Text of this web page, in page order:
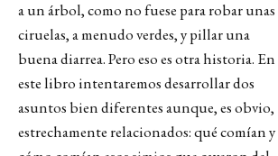
a un árbol, como no fuese para robar unas
ciruelas, a menudo verdes, y pillar una
buena diarrea. Pero eso es otra historia. En
este libro intentaremos desarrollar dos
asuntos bien diferentes aunque, es obvio,
estrechamente relacionados: qué comían y